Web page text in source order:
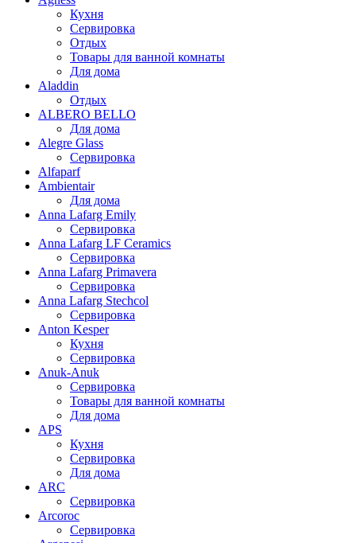
Кухня
Сервировка
Отдых
Товары для ванной комнаты
Для дома
Aladdin
Отдых
ALBERO BELLO
Для дома
Alegre Glass
Сервировка
Alfaparf
Ambientair
Для дома
Anna Lafarg Emily
Сервировка
Anna Lafarg LF Ceramics
Сервировка
Anna Lafarg Primavera
Сервировка
Anna Lafarg Stechcol
Сервировка
Anton Kesper
Кухня
Сервировка
Anuk-Anuk
Сервировка
Товары для ванной комнаты
Для дома
APS
Кухня
Сервировка
Для дома
ARC
Сервировка
Arcoroc
Сервировка